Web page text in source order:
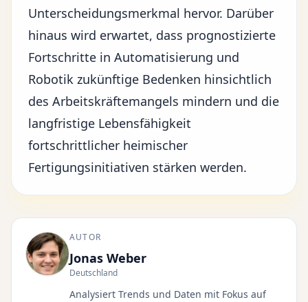
Unterscheidungsmerkmal hervor. Darüber
hinaus wird erwartet, dass prognostizierte
Fortschritte in Automatisierung und
Robotik zukünftige Bedenken hinsichtlich
des Arbeitskräftemangels mindern und die
langfristige Lebensfähigkeit
fortschrittlicher heimischer
Fertigungsinitiativen stärken werden.
AUTOR
Jonas Weber
Deutschland
Analysiert Trends und Daten mit Fokus auf